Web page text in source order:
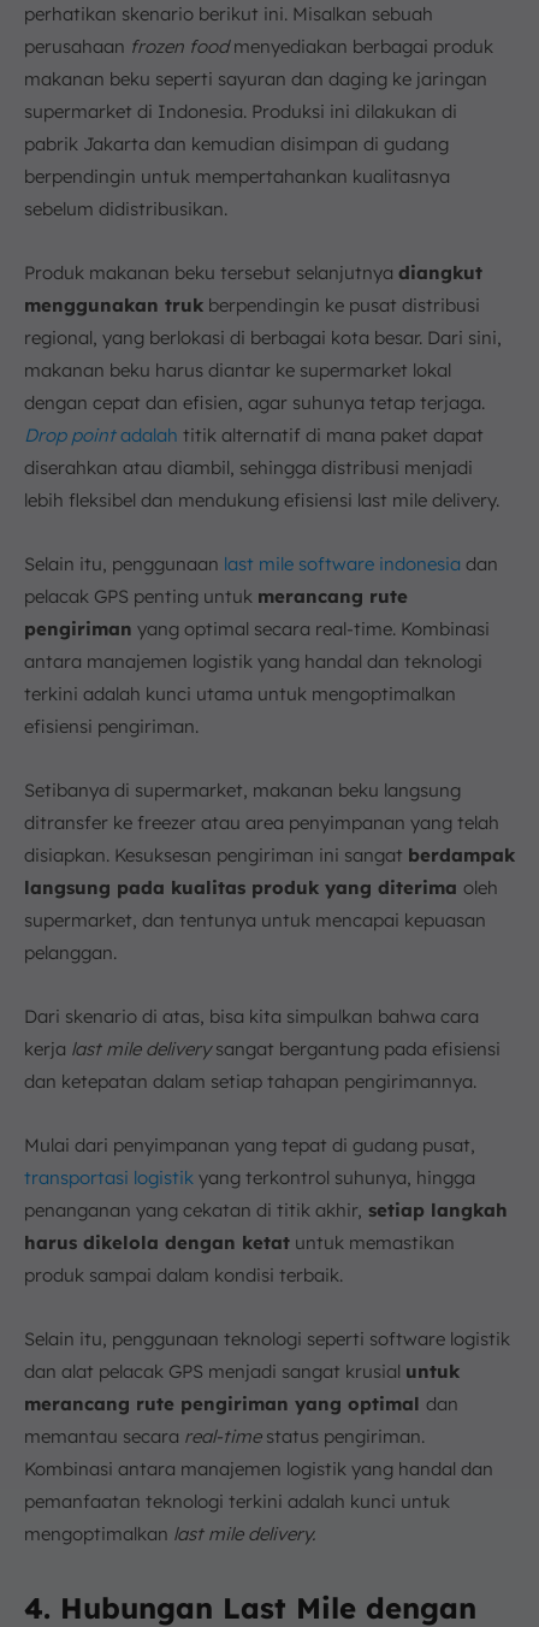
perhatikan skenario berikut ini. Misalkan sebuah
perusahaan frozen foodmenyediakan berbagai produk
makanan beku seperti sayuran dan daging ke jaringan
supermarket di Indonesia. Produksi ini dilakukan di
pabrik Jakarta dan kemudian disimpan di gudang
berpendingin untuk mempertahankan kualitasnya
sebelum didistribusikan.
Produk makanan beku tersebut selanjutnya diangkut
menggunakan truk berpendingin ke pusat distribusi
regional, yang berlokasi di berbagai kota besar. Dari sini,
makanan beku harus diantar ke supermarket lokal
dengan cepat dan efisien, agar suhunya tetap terjaga.
Drop pointadalah titik alternatif di mana paket dapat
diserahkan atau diambil, sehingga distribusi menjadi
lebih fleksibel dan mendukung efisiensi last mile delivery.
Selain itu, penggunaan last mile software indonesia dan
pelacak GPS penting untuk merancang rute
pengiriman yang optimal secara real-time. Kombinasi
antara manajemen logistik yang handal dan teknologi
terkini adalah kunci utama untuk mengoptimalkan
efisiensi pengiriman.
Setibanya di supermarket, makanan beku langsung
ditransfer ke freezer atau area penyimpanan yang telah
disiapkan. Kesuksesan pengiriman ini sangat berdampak
langsung pada kualitas produk yang diterima oleh
supermarket, dan tentunya untuk mencapai kepuasan
pelanggan.
Dari skenario di atas, bisa kita simpulkan bahwa cara
kerja last mile deliverysangat bergantung pada efisiensi
dan ketepatan dalam setiap tahapan pengirimannya.
Mulai dari penyimpanan yang tepat di gudang pusat,
transportasi logistik yang terkontrol suhunya, hingga
penanganan yang cekatan di titik akhir, setiap langkah
harus dikelola dengan ketat untuk memastikan
produk sampai dalam kondisi terbaik.
Selain itu, penggunaan teknologi seperti software logistik
dan alat pelacak GPS menjadi sangat krusial untuk
merancang rute pengiriman yang optimal dan
memantau secara real-time status pengiriman.
Kombinasi antara manajemen logistik yang handal dan
pemanfaatan teknologi terkini adalah kunci untuk
mengoptimalkan last mile delivery.
4. Hubungan Last Mile dengan